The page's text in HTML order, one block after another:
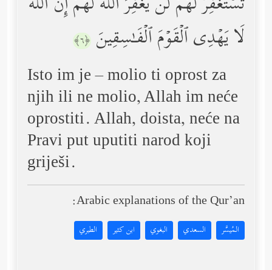
لَا یَهۡدِی ٱلۡقَوۡمَ ٱلۡفَـٰسِقِینَ ﴿٦﴾
Isto im je – molio ti oprost za
njih ili ne molio, Allah im neće
oprostiti. Allah, doista, neće na
Pravi put uputiti narod koji
griješi.
Arabic explanations of the Qur’an:
المُيسَّر السعدي البغوي ابن كثير الطبري